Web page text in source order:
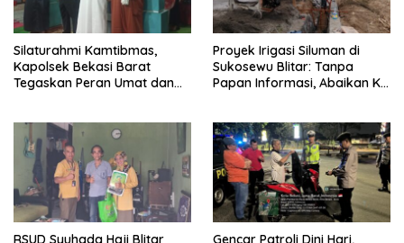
Silaturahmi Kamtibmas,
Kapolsek Bekasi Barat
Tegaskan Peran Umat dan
Proyek Irigasi Siluman di
Sukosewu Blitar: Tanpa
Papan Informasi, Abaikan K3,
RSUD Syuhada Haji Blitar Gencar Patroli Dini Hari,